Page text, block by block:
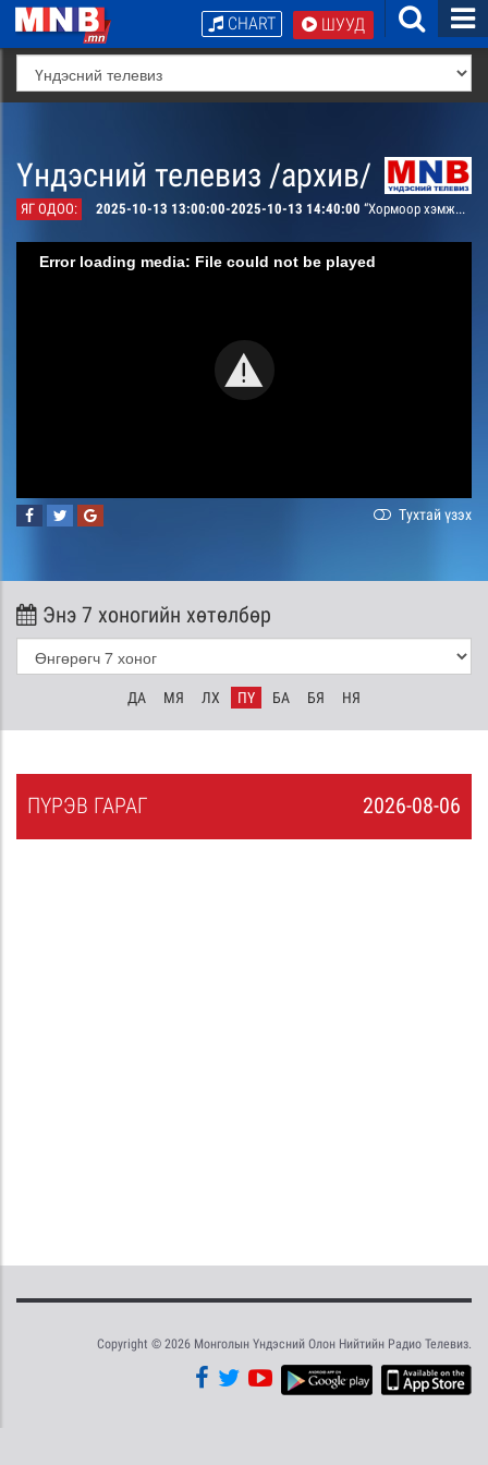
ШУУД
CHART
Үндэсний телевиз /архив/
ЯГ ОДОО: 2025-10-13 13:00:00-2025-10-13 14:40:00 “Хормоор хэмжигдэх хугацаа” УСК
Error loading media: File could not be played
Тухтай үзэх
Энэ 7 хоногийн хөтөлбөр
ДА МЯ ЛХ ПҮ БА БЯ НЯ
2026-08-06
ПҮРЭВ ГАРАГ
Copyright © 2026 Монголын Үндэсний Олон Нийтийн Радио Телевиз.